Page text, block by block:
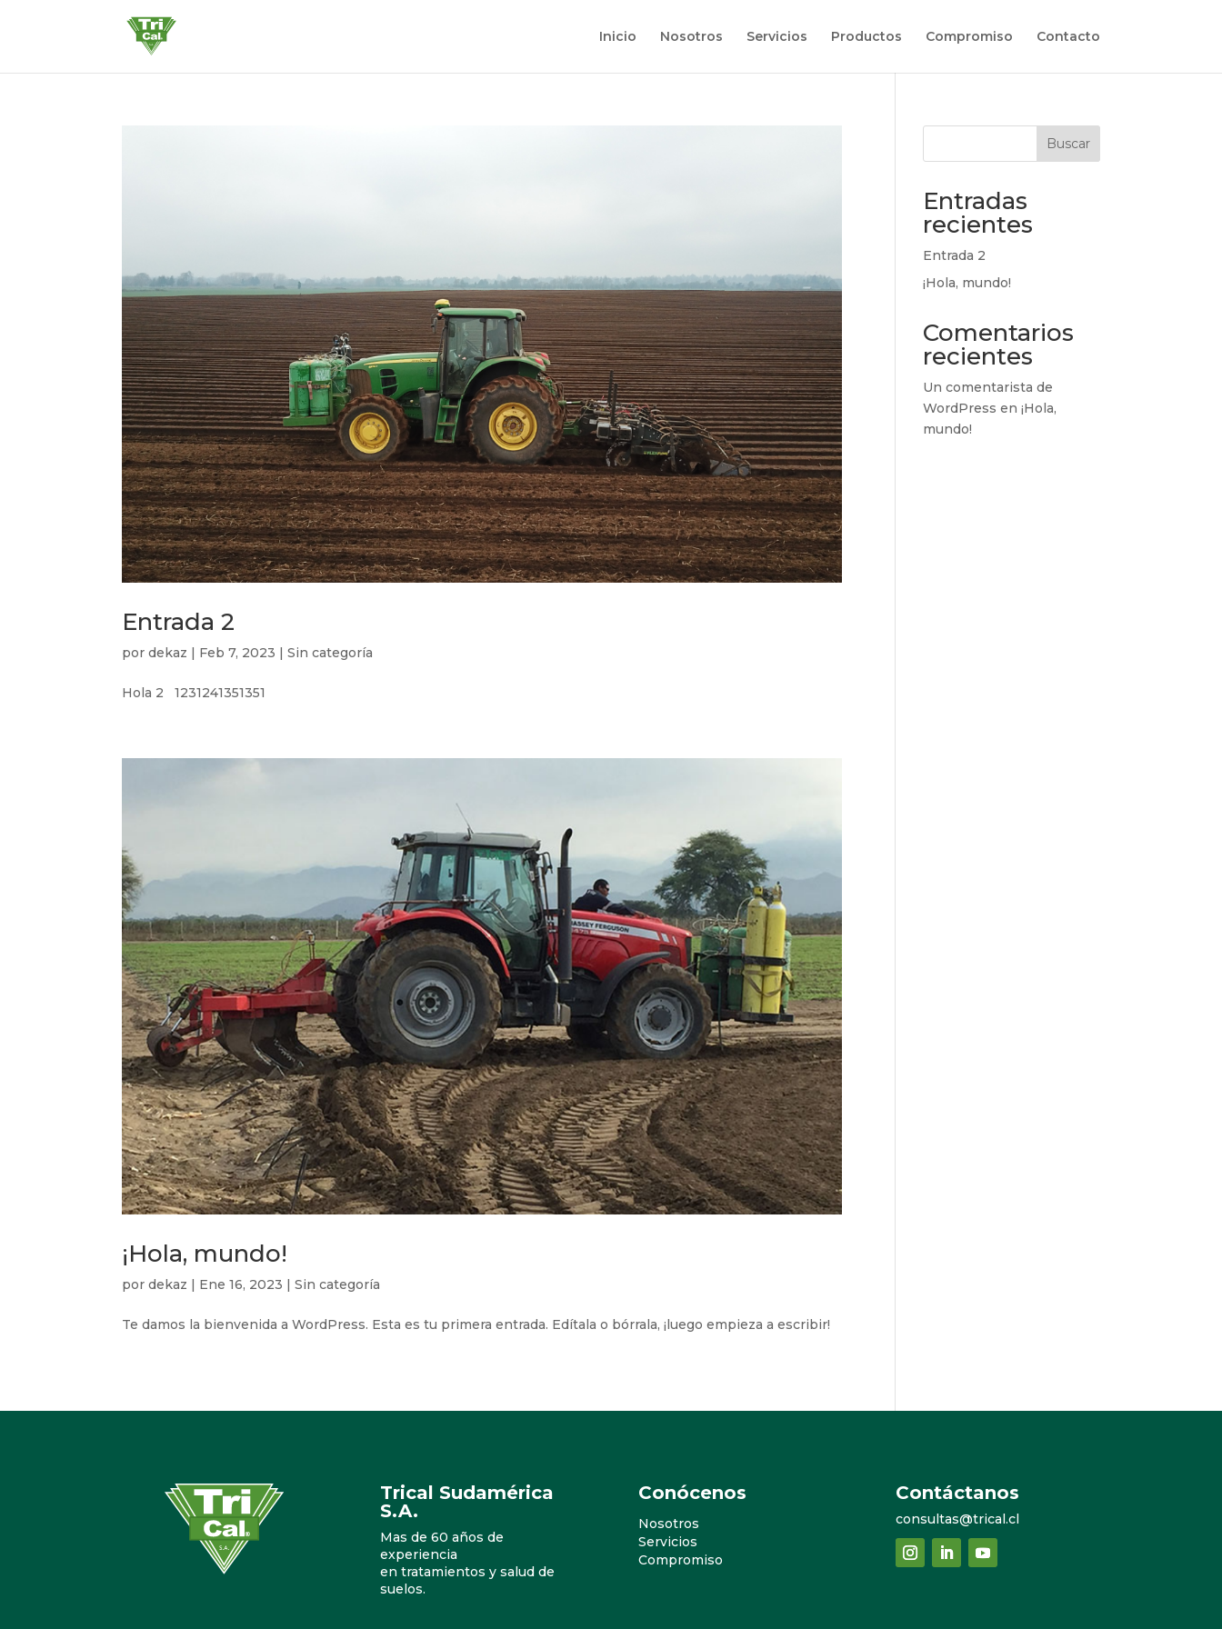
Inicio Nosotros Servicios Productos Compromiso Contacto
Entrada 2
pordekaz | Feb 7, 2023 |Sin categoría
Hola 2 1231241351351
¡Hola, mundo!
pordekaz | Ene 16, 2023 |Sin categoría
Te damos la bienvenida a WordPress. Esta es tu primera entrada. Edítala o bórrala, ¡luego empieza a escribir!
Buscar
Entradas
recientes
Entrada 2
¡Hola, mundo!
Comentarios
recientes
Un comentarista de
WordPress en¡Hola,
mundo!
Trical Sudamérica
S.A.
Mas de 60 años de
experiencia
en tratamientos y salud de
suelos.
Conócenos
Nosotros
Servicios
Compromiso
Contáctanos
consultas@trical.cl